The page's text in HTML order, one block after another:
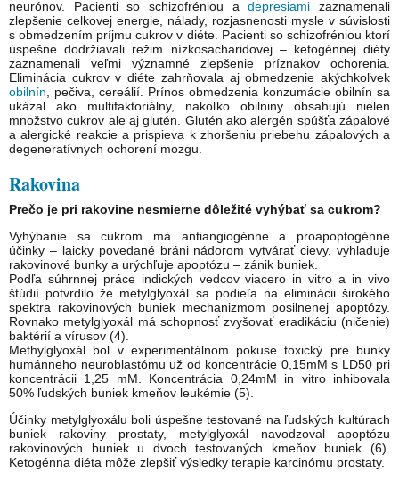
neurónov. Pacienti so schizofréniou adepresiami zaznamenali
zlepšenie celkovej energie, nálady, rozjasnenosti mysle v súvislosti
s obmedzením príjmu cukrov v diéte. Pacienti so schizofréniou ktorí
úspešne dodržiavali režim nízkosacharidovej – ketogénnej diéty
zaznamenali veľmi významné zlepšenie príznakov ochorenia.
Eliminácia cukrov v diéte zahrňovala aj obmedzenie akýchkoľvek
obilnín , pečiva, cereálií. Prínos obmedzenia konzumácie obilnín sa
ukázal ako multifaktoriálny, nakoľko obilniny obsahujú nielen
množstvo cukrov ale aj glutén. Glutén ako alergén spúšťa zápalové
a alergické reakcie a prispieva k zhoršeniu priebehu zápalových a
degeneratívnych ochorení mozgu.
Rakovina
Prečo je pri rakovine nesmierne dôležité vyhýbať sa cukrom?
Vyhýbanie sa cukrom má antiangiogénne a proapoptogénne
účinky – laicky povedané bráni nádorom vytvárať cievy, vyhladuje
rakovinové bunky a urýchľuje apoptózu – zánik buniek.
Podľa súhrnnej práce indických vedcov viacero in vitro a in vivo
štúdií potvrdilo že metylglyoxál sa podieľa na eliminácii širokého
spektra rakovinových buniek mechanizmom posilnenej apoptózy.
Rovnako metylglyoxál má schopnosť zvyšovať eradikáciu (ničenie)
baktérií a vírusov (4).
Methylglyoxál bol v experimentálnom pokuse toxický pre bunky
humánneho neuroblastómu už od koncentrácie 0,15mM s LD50 pri
koncentrácii 1,25 mM. Koncentrácia 0,24mM in vitro inhibovala
50% ľudských buniek kmeňov leukémie (5).
Účinky metylglyoxálu boli úspešne testované na ľudských kultúrach
buniek rakoviny prostaty, metylglyoxál navodzoval apoptózu
rakovinových buniek u dvoch testovaných kmeňov buniek (6).
Ketogénna diéta môže zlepšiť výsledky terapie karcinómu prostaty.